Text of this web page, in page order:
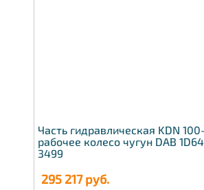
Часть гидравлическая KDN
рабочее колесо чугун DAB
3499
295 217руб.